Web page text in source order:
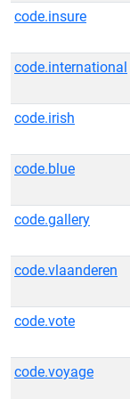
code.insure
code.international
code.irish
code.blue
code.gallery
code.vlaanderen
code.vote
code.voyage